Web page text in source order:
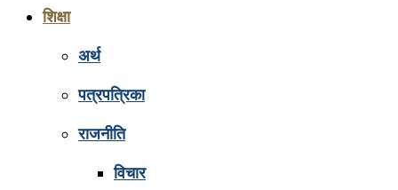
शिक्षा
अर्थ
पत्रपत्रिका
राजनीति
विचार